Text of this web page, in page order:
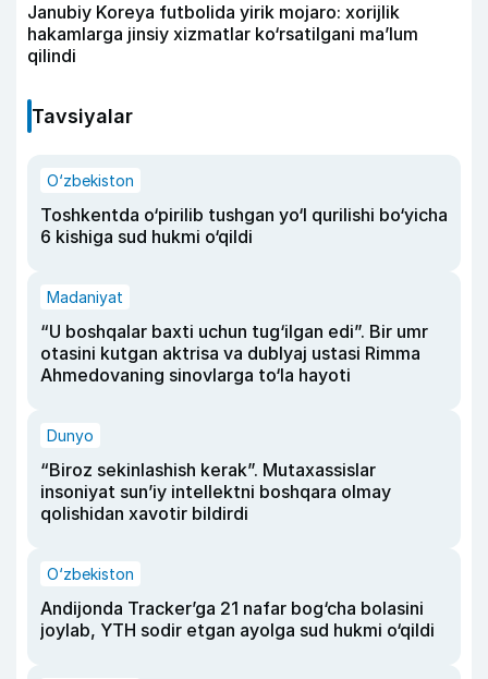
Janubiy Koreya futbolida yirik mojaro: xorijlik
hakamlarga jinsiy xizmatlar ko‘rsatilgani ma’lum
qilindi
Tavsiyalar
O‘zbekiston
Toshkentda o‘pirilib tushgan yo‘l qurilishi bo‘yicha
6 kishiga sud hukmi o‘qildi
Madaniyat
“U boshqalar baxti uchun tug‘ilgan edi”. Bir umr
otasini kutgan aktrisa va dublyaj ustasi Rimma
Ahmedovaning sinovlarga to‘la hayoti
Dunyo
“Biroz sekinlashish kerak”. Mutaxassislar
insoniyat sun’iy intellektni boshqara olmay
qolishidan xavotir bildirdi
O‘zbekiston
Andijonda Tracker’ga 21 nafar bog‘cha bolasini
joylab, YTH sodir etgan ayolga sud hukmi o‘qildi